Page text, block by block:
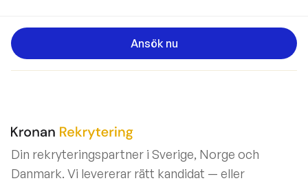
Ansök nu
Din rekryteringspartner i Sverige, Norge och
Danmark. Vi levererar rätt kandidat — eller